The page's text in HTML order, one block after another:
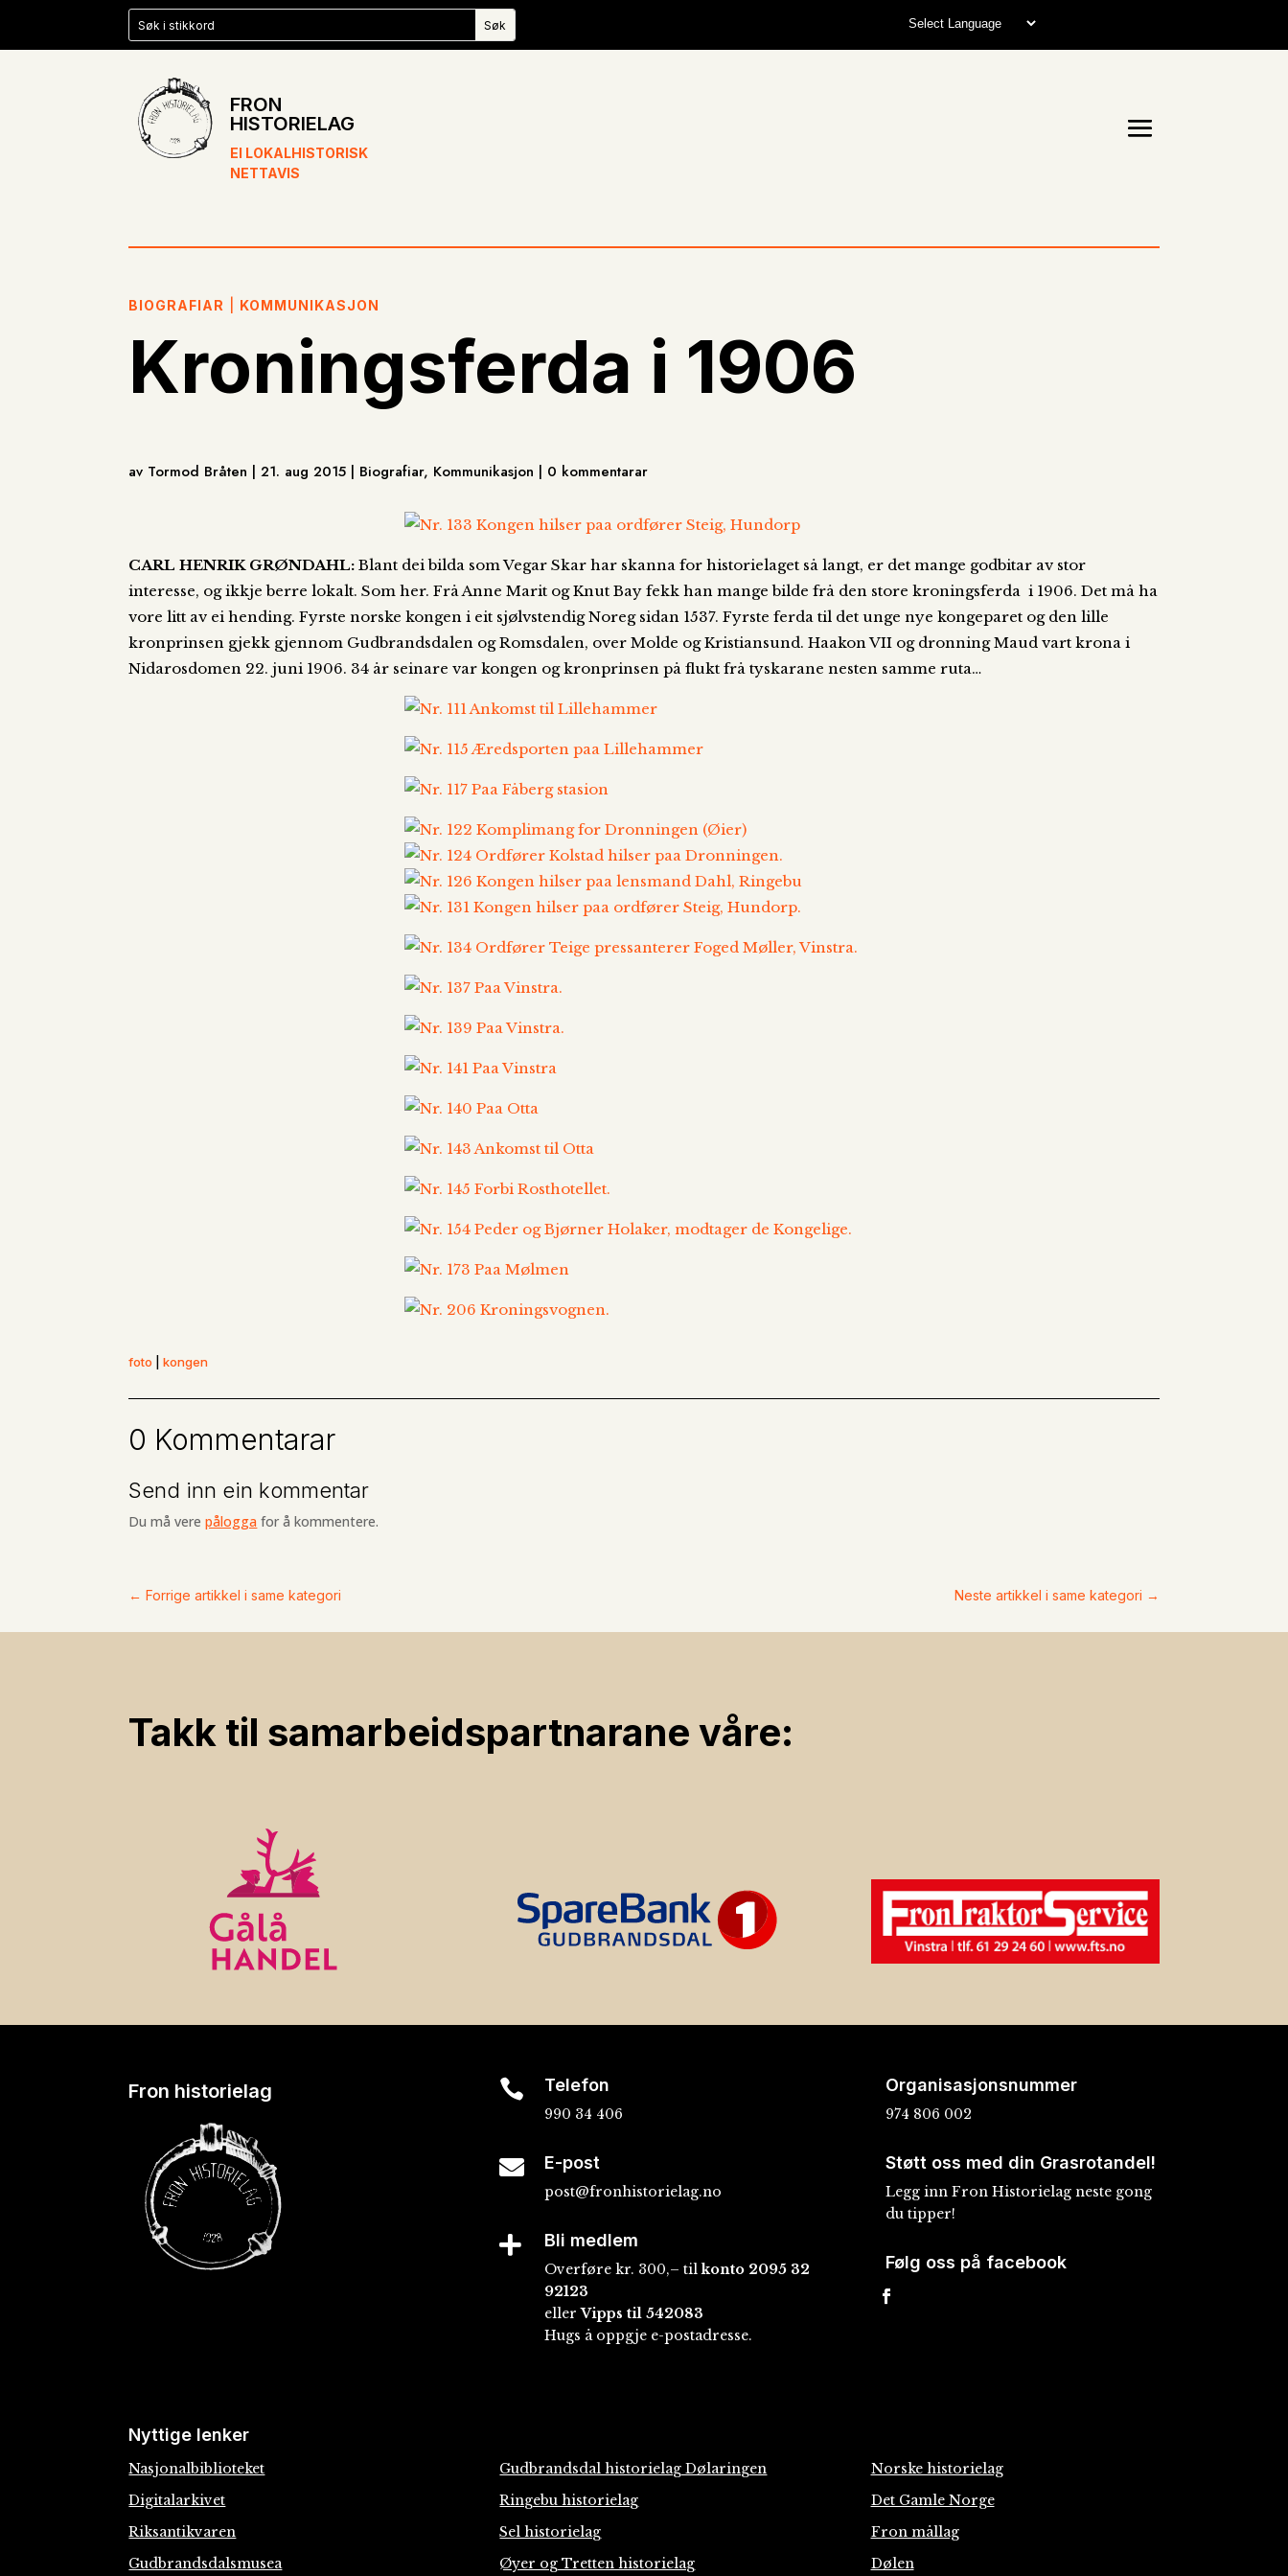
FRON
HISTORIELAG
EI LOKALHISTORISK
NETTAVIS
BIOGRAFIAR KOMMUNIKASJON
Kroningsferda i 1906
av Tormod Bråten | 21. aug 2015 | Biografiar, Kommunikasjon | 0 kommentarar
CARL HENRIK GRØNDAHL: Blant dei bilda som Vegar Skar har skanna for historielaget så langt, er det mange godbitar av stor
interesse, og ikkje berre lokalt. Som her. Frå Anne Marit og Knut Bay fekk han mange bilde frå den store kroningsferda i 1906. Det må ha
vore litt av ei hending. Fyrste norske kongen i eit sjølvstendig Noreg sidan 1537. Fyrste ferda til det unge nye kongeparet og den lille
kronprinsen gjekk gjennom Gudbrandsdalen og Romsdalen, over Molde og Kristiansund. Haakon VII og dronning Maud vart krona i
Nidarosdomen 22. juni 1906. 34 år seinare var kongen og kronprinsen på flukt frå tyskarane nesten samme ruta…
foto |kongen
0 Kommentarar
Send inn ein kommentar
Du må verepålogga for å kommentere.
←Forrige artikkel i same kategori Neste artikkel i same kategori →
Takk til samarbeids­partnarane våre:
Fron historielag  Telefon
990 34 406
 E-post
post@fronhistorielag.no
 Bli medlem
Overføre kr. 300,– tilkonto 2095 32
92123
ellerVipps til 542083
Hugs å oppgje e-postadresse.
Organisasjonsnummer
974 806 002
Støtt oss med din Grasrotandel!
Legg inn Fron Historielag neste gong
du tipper!
Følg oss på facebook
Nyttige lenker
Nasjonalbiblioteket
Digitalarkivet
Riksantikvaren
Gudbrandsdalsmusea
Gudbrandsdal historielag Dølaringen
Ringebu historielag
Sel historielag
Øyer og Tretten historielag
Norske historielag
Det Gamle Norge
Fron mållag
Dølen